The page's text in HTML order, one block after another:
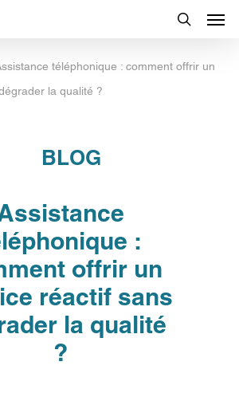
téléphonique : comment offrir un
la qualité ?
BLOG
:
offrir un
réactif sans
la qualité
?